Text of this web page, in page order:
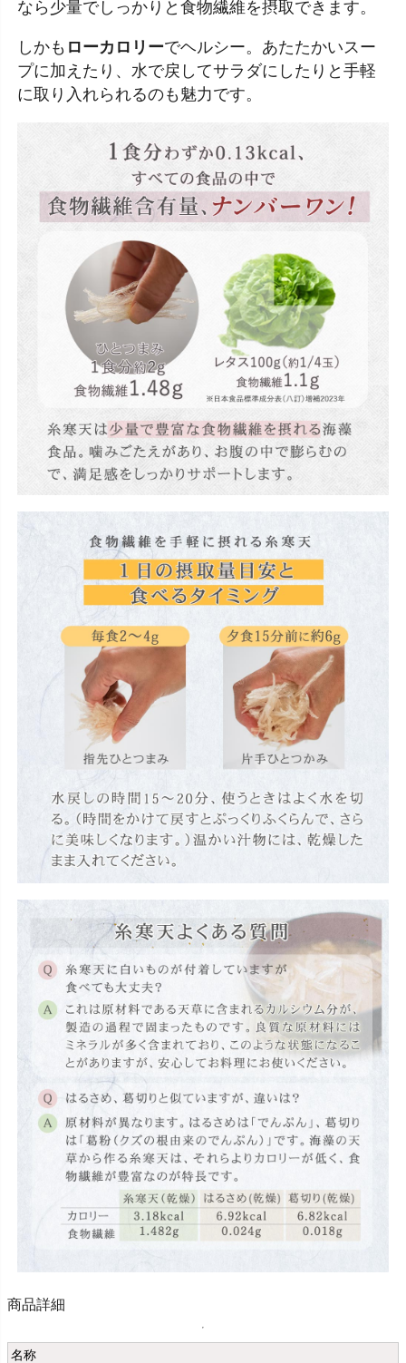
なら少量でしっかりと食物繊維を摂取できます。
しかも ローカロリーでヘルシー。あたたかいスー
プに加えたり、水で戻してサラダにしたりと手軽
に取り入れられるのも魅力です。
商品詳細
名称